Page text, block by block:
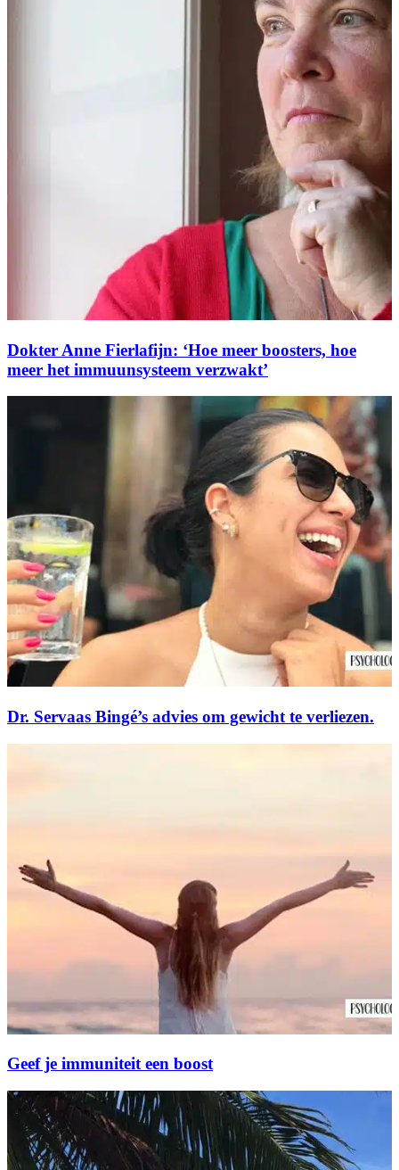
Dokter Anne Fierlafijn: ‘Hoe meer boosters, hoe
meer het immuunsysteem verzwakt’
Dr. Servaas Bingé’s advies om gewicht te verliezen.
Geef je immuniteit een boost